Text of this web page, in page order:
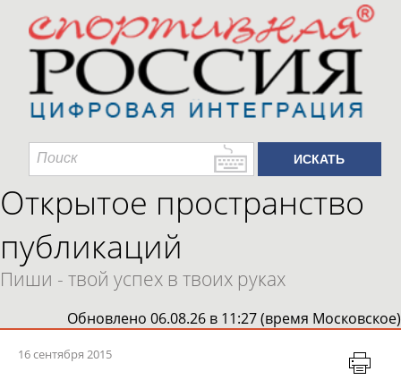
Открытое пространство
публикаций
Пиши - твой успех в твоих руках
Обновлено 06.08.26 в 11:27 (время Московское)
16 сентября 2015